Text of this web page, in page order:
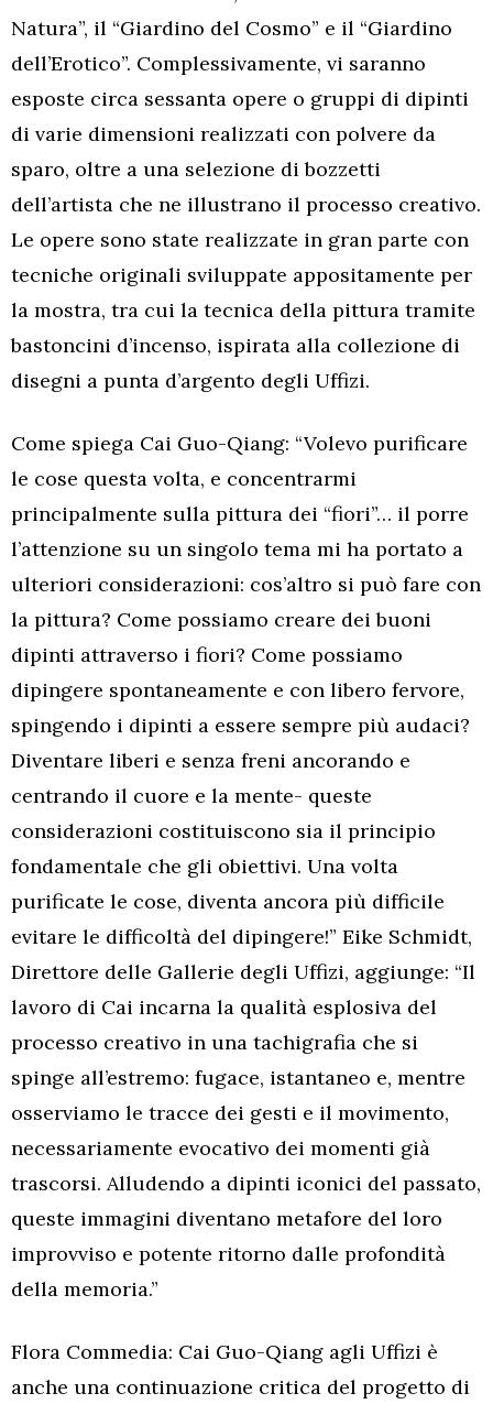
Natura”, il “Giardino del Cosmo” e il “Giardino
dell’Erotico”. Complessivamente, vi saranno
esposte circa sessanta opere o gruppi di dipinti
di varie dimensioni realizzati con polvere da
sparo, oltre a una selezione di bozzetti
dell’artista che ne illustrano il processo creativo.
Le opere sono state realizzate in gran parte con
tecniche originali sviluppate appositamente per
la mostra, tra cui la tecnica della pittura tramite
bastoncini d’incenso, ispirata alla collezione di
disegni a punta d’argento degli Uffizi.
Come spiega Cai Guo-Qiang: “Volevo purificare
le cose questa volta, e concentrarmi
principalmente sulla pittura dei “fiori”… il porre
l’attenzione su un singolo tema mi ha portato a
ulteriori considerazioni: cos’altro si può fare con
la pittura? Come possiamo creare dei buoni
dipinti attraverso i fiori? Come possiamo
dipingere spontaneamente e con libero fervore,
spingendo i dipinti a essere sempre più audaci?
Diventare liberi e senza freni ancorando e
centrando il cuore e la mente- queste
considerazioni costituiscono sia il principio
fondamentale che gli obiettivi. Una volta
purificate le cose, diventa ancora più difficile
evitare le difficoltà del dipingere!” Eike Schmidt,
Direttore delle Gallerie degli Uffizi, aggiunge: “Il
lavoro di Cai incarna la qualità esplosiva del
processo creativo in una tachigrafia che si
spinge all’estremo: fugace, istantaneo e, mentre
osserviamo le tracce dei gesti e il movimento,
necessariamente evocativo dei momenti già
trascorsi. Alludendo a dipinti iconici del passato,
queste immagini diventano metafore del loro
improvviso e potente ritorno dalle profondità
della memoria.”
Flora Commedia: Cai Guo-Qiang agli Uffizi è
anche una continuazione critica del progetto di